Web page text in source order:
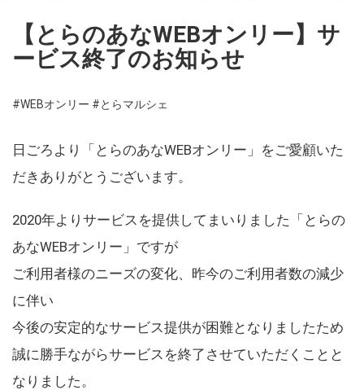
【とらのあなWEBオンリー】サ
ービス終了のお知らせ
#WEBオンリー #とらマルシェ
日ごろより「とらのあなWEBオンリー」をご愛顧いた
だきありがとうございます。
2020年よりサービスを提供してまいりました「とらの
あなWEBオンリー」ですが
ご利用者様のニーズの変化、昨今のご利用者数の減少
に伴い
今後の安定的なサービス提供が困難となりましたため
誠に勝手ながらサービスを終了させていただくことと
なりました。